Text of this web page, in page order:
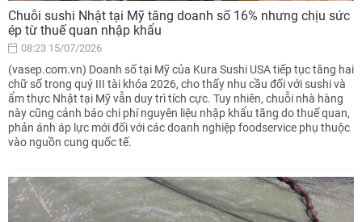
Chuỗi sushi Nhật tại Mỹ tăng doanh số 16% nhưng chịu sức
ép từ thuế quan nhập khẩu
08:23 15/07/2026
(vasep.com.vn) Doanh số tại Mỹ của Kura Sushi USA tiếp tục tăng hai
chữ số trong quý III tài khóa 2026, cho thấy nhu cầu đối với sushi và
ẩm thực Nhật tại Mỹ vẫn duy trì tích cực. Tuy nhiên, chuỗi nhà hàng
này cũng cảnh báo chi phí nguyên liệu nhập khẩu tăng do thuế quan,
phản ánh áp lực mới đối với các doanh nghiệp foodservice phụ thuộc
vào nguồn cung quốc tế.